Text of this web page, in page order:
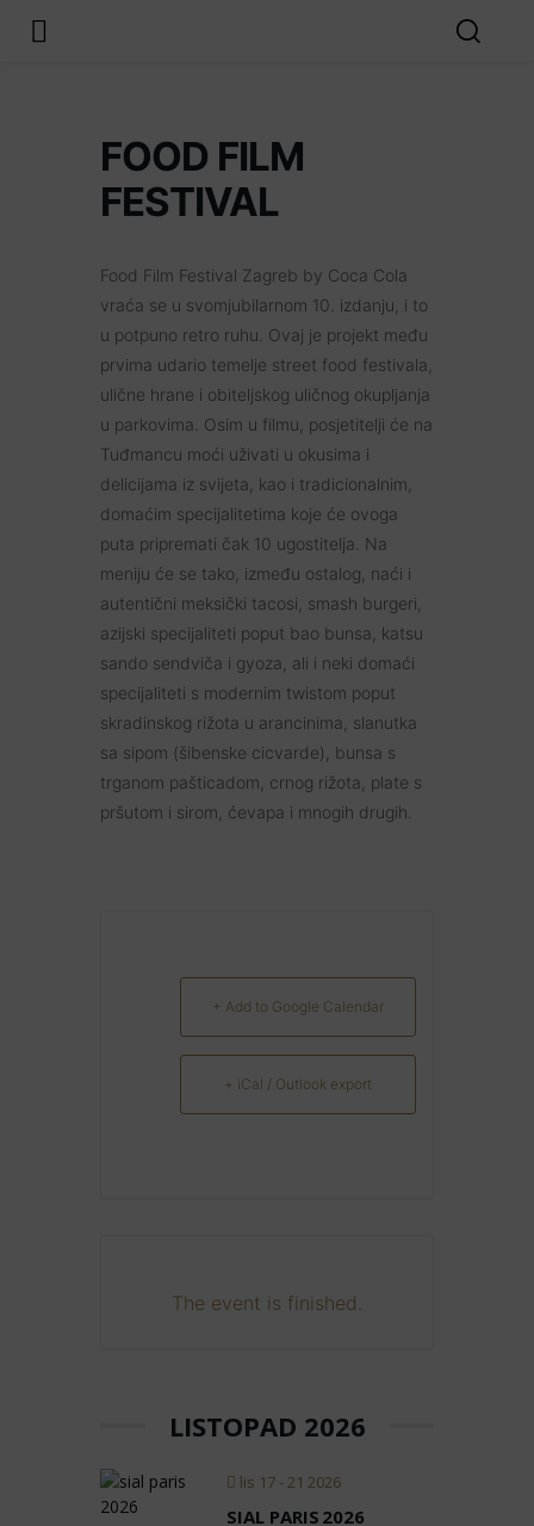
FOOD FILM
FESTIVAL
Food Film Festival Zagreb by Coca Cola
vraća se u svomjubilarnom 10. izdanju, i to
u potpuno retro ruhu. Ovaj je projekt među
prvima udario temelje street food festivala,
ulične hrane i obiteljskog uličnog okupljanja
u parkovima. Osim u filmu, posjetitelji će na
Tuđmancu moći uživati u okusima i
delicijama iz svijeta, kao i tradicionalnim,
domaćim specijalitetima koje će ovoga
puta pripremati čak 10 ugostitelja. Na
meniju će se tako, između ostalog, naći i
autentični meksički tacosi, smash burgeri,
azijski specijaliteti poput bao bunsa, katsu
sando sendviča i gyoza, ali i neki domaći
specijaliteti s modernim twistom poput
skradinskog rižota u arancinima, slanutka
sa sipom (šibenske cicvarde), bunsa s
trganom pašticadom, crnog rižota, plate s
pršutom i sirom, ćevapa i mnogih drugih.
+ Add to Google Calendar
+ iCal / Outlook export
The event is finished.
LISTOPAD 2026
lis 17 - 21 2026
SIAL PARIS 2026